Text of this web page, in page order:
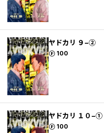
ヤドカリ ９−②
100
ポイント
ヤドカリ １０−①
100
ポイント